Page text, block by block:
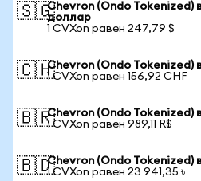
🇸🇬Chevron (Ondo Tokenized)
доллар
1 CVXon равен 247,79 $
🇨🇭Chevron (Ondo Tokenized)
1 CVXon равен 156,92 CHF
🇧🇷Chevron (Ondo Tokenized)
1 CVXon равен 989,11 R$
🇧🇩Chevron (Ondo Tokenized)
1 CVXon равен 23 941,35 ৳